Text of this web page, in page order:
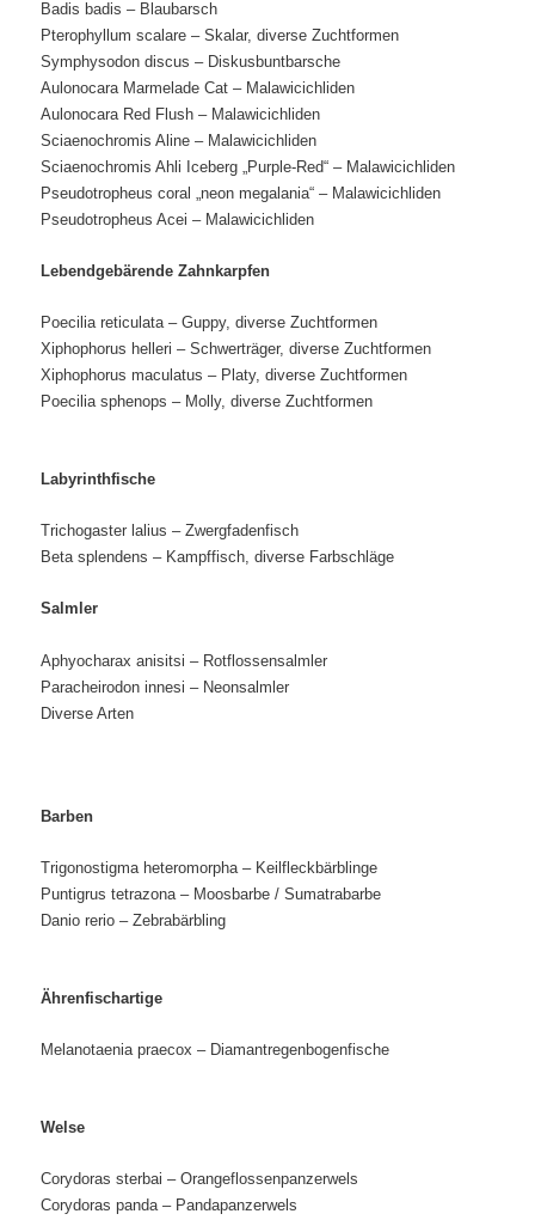
Badis badis – Blaubarsch
Pterophyllum scalare – Skalar, diverse Zuchtformen
Symphysodon discus – Diskusbuntbarsche
Aulonocara Marmelade Cat–Malawicichliden
Aulonocara Red Flush– Malawicichliden
Sciaenochromis Aline– Malawicichliden
Sciaenochromis Ahli Iceberg „Purple-Red“– Malawicichliden
Pseudotropheus coral „neon megalania“– Malawicichliden
Pseudotropheus Acei– Malawicichliden
Lebendgebärende Zahnkarpfen
Poecilia reticulata – Guppy, diverse Zuchtformen
Xiphophorus helleri – Schwerträger, diverse Zuchtformen
Xiphophorus maculatus – Platy, diverse Zuchtformen
Poecilia sphenops – Molly, diverse Zuchtformen
Labyrinthfische
Trichogaster lalius – Zwergfadenfisch
Beta splendens – Kampffisch, diverse Farbschläge
Salmler
Aphyocharax anisitsi – Rotflossensalmler
Paracheirodon innesi – Neonsalmler
Diverse Arten
Barben
Trigonostigma heteromorpha – Keilfleckbärblinge
Puntigrustetrazona– Moosbarbe / Sumatrabarbe
Danio rerio – Zebrabärbling
Ährenfischartige
Melanotaenia praecox – Diamantregenbogenfische
Welse
Corydoras sterbai – Orangeflossenpanzerwels
Corydoras panda – Pandapanzerwels